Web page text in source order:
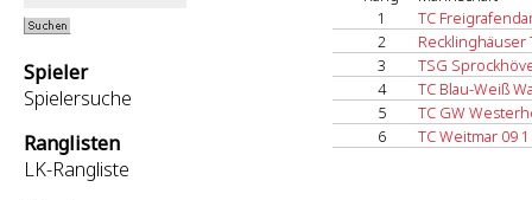
Spieler
Spielersuche
Ranglisten
LK-Rangliste
1
TC
2
Recklinghäuser
3
TSG
4
TC Blau-Weiß
5
TC GW
6
TC Weitmar 09 1